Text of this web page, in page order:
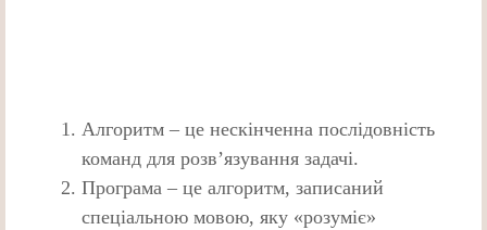
Алгоритм – це нескінченна послідовність
команд для розв’язування задачі.
Програма – це алгоритм, записаний
спеціальною мовою, яку «розуміє»